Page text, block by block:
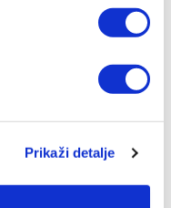
Prikaži detalje